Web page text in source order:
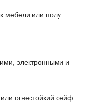
мебели или полу.
электронными и
огнестойкий сейф